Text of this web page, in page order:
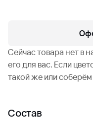
Сейчас товара нет в
его для вас. Если
такой же или
Состав